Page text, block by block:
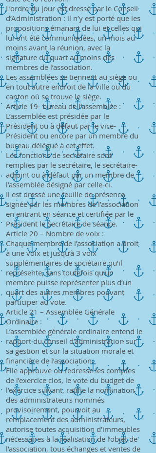
L’ordre du jour est dressé par le Conseil
d’Administration : il n’y est porté que les
propositions émanant de lui et celles qui
lui ont été communiquées, un mois au
moins avant la réunion, avec la
signature du quart au moins des
membres de l’association.
Les assemblées se tiennent au siège ou
en tout autre endroit de la ville ou du
canton où se trouve le siège.
Article 19- bureau de l’assemblée :
L’assemblée est présidée par le
Président ou à défaut par le vice-
Président ou encore par un membre du
bureau délégué à cet effet.
Les fonctions de secrétaire sont
remplies par le secrétaire, le secrétaire-
adjoint ou à défaut par un membre de
l’assemblée désigné par celle-ci.
Il est dressé une feuille de présence
signée par les membres de l’association
en entrant en séance et certifiée par le
Président le Secrétaire de séance.
Article 20 – Nombre de voix :
Chaque membre de l’association a droit
à une voix et jusqu’à 3 voix
supplémentaires de sociétaire qu’il
représente, sans toutefois qu’un
membre puisse représenter plus d’un
quart des autres membres pouvant
participer au vote.
Article 21 – Assemblée Générale
Ordinaire :
L’assemblée générale ordinaire entend le
rapport du conseil d’administration sur
sa gestion et sur la situation morale et
financière de l’association.
Elle approuve ou redresse les comptes
de l’exercice clos, le vote du budget de
l’exercice suivant, ratifie la nomination
des administrateurs nommés
provisoirement, pourvoit au
remplacement des administrateurs,
autorise toutes acquisition d’immeubles
nécessaires à la réalisation de l’objet de
l’association, tous échanges et ventes de